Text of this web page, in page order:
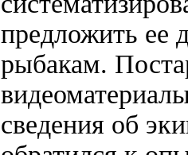
предложить ее
рыбакам.
сведения об